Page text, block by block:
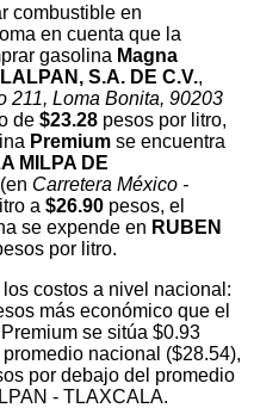
combustible en
en cuenta que la
gasolina Magna
S.A. DE C.V.,
211, Loma Bonita, 90203
de $23.28 pesos por litro,
Premium se encuentra
MILPA DE
(en Carretera México -
a $26.90 pesos, el
se expende en RUBEN
por litro.
costos a nivel nacional:
más económico que el
se sitúa $0.93
nacional ($28.54),
por debajo del promedio
- TLAXCALA.